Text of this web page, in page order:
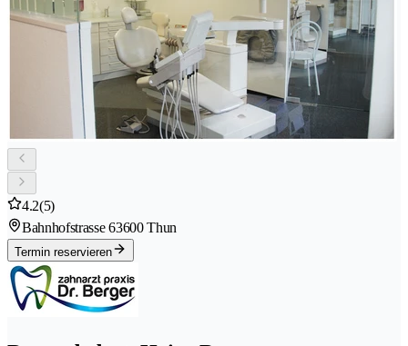
4.2(5)
Bahnhofstrasse 63600 Thun
Termin reservieren